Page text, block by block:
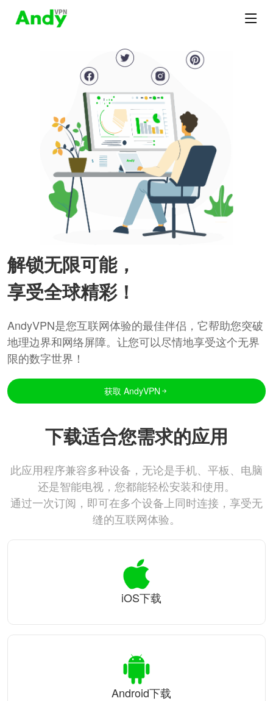
解锁无限可能，
享受全球精彩！
AndyVPN是您互联网体验的最佳伴侣，它帮助您突破
地理边界和网络屏障。让您可以尽情地享受这个无界
限的数字世界！
获取 AndyVPN
下载适合您需求的应用
此应用程序兼容多种设备，无论是手机、平板、电脑
还是智能电视，您都能轻松安装和使用。
通过一次订阅，即可在多个设备上同时连接，享受无
缝的互联网体验。
iOS下载
Android下载